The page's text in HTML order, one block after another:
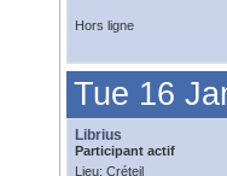
Hors ligne
Tue 16
Librius
Participant actif
Lieu: Créteil